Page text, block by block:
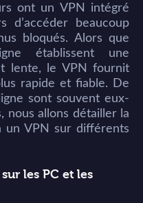
ont un VPN intégré
d’accéder beaucoup
bloqués. Alors que
établissent une
lente, le VPN fournit
rapide et fiable. De
sont souvent eux-
nous allons détailler la
un VPN sur différents
les PC et les